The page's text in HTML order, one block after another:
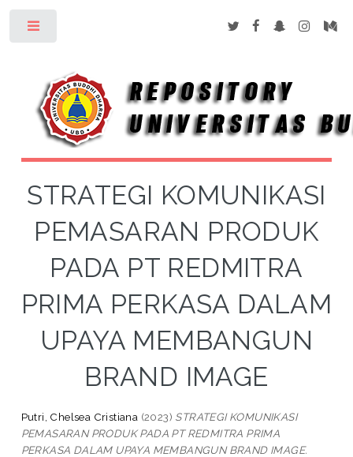
STRATEGI KOMUNIKASI
PEMASARAN PRODUK
PADA PT REDMITRA
PRIMA PERKASA DALAM
UPAYA MEMBANGUN
BRAND IMAGE
Putri, Chelsea Cristiana (2023) STRATEGI KOMUNIKASI
PEMASARAN PRODUK PADA PT REDMITRA PRIMA
PERKASA DALAM UPAYA MEMBANGUN BRAND IMAGE.